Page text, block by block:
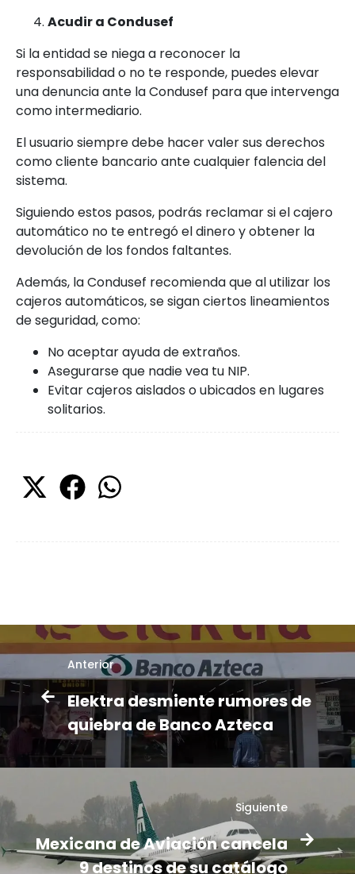
Acudir a Condusef
Si la entidad se niega a reconocer la
responsabilidad o no te responde, puedes elevar
una denuncia ante la Condusef para que intervenga
como intermediario.
El usuario siempre debe hacer valer sus derechos
como cliente bancario ante cualquier falencia del
sistema.
Siguiendo estos pasos, podrás reclamar si el cajero
automático no te entregó el dinero y obtener la
devolución de los fondos faltantes.
Además, la Condusef recomienda que al utilizar los
cajeros automáticos, se sigan ciertos lineamientos
de seguridad, como:
No aceptar ayuda de extraños.
Asegurarse que nadie vea tu NIP.
Evitar cajeros aislados o ubicados en lugares
solitarios.
Anterior
Elektra desmiente rumores de
quiebra de Banco Azteca
Siguiente
Mexicana de Aviación cancela
9 destinos de su catálogo